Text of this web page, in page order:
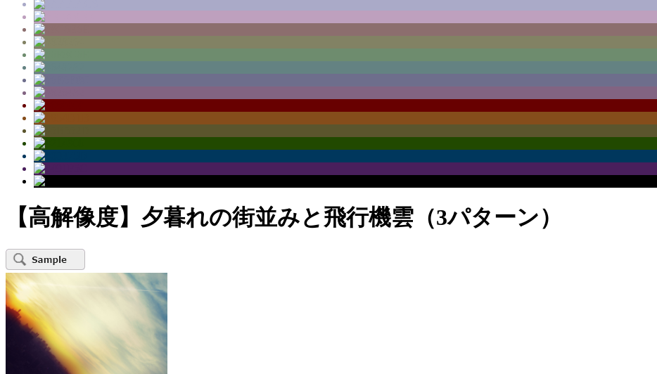
【高解像度】夕暮れの街並みと飛行機雲（3パターン）